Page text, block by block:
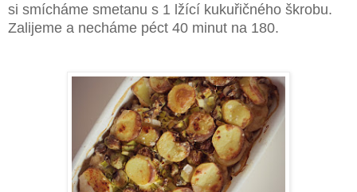
si smícháme smetanu s 1 lžící kukuřičného škrobu.
Zalijeme a necháme péct 40 minut na 180.